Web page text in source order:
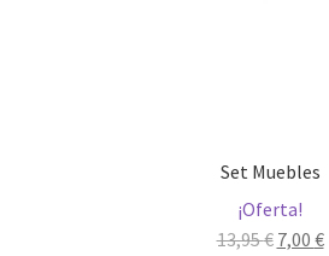
Set Muebles
¡Oferta!
13,95€ El
7,00 €El